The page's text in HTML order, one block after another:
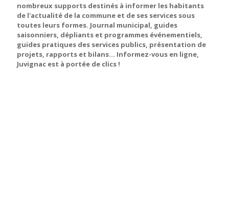
nombreux supports destinés à informer les habitants
de l'actualité de la commune et de ses services sous
toutes leurs formes. Journal municipal, guides
saisonniers, dépliants et programmes événementiels,
guides pratiques des services publics, présentation de
projets, rapports et bilans... Informez-vous en ligne,
Juvignac est à portée de clics !